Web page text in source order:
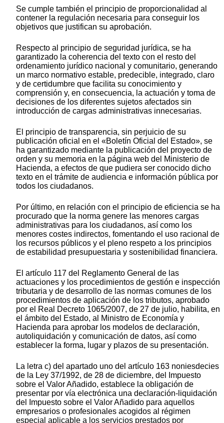
Se cumple también el principio de proporcionalidad al
contener la regulación necesaria para conseguir los
objetivos que justifican su aprobación.
Respecto al principio de seguridad jurídica, se ha
garantizado la coherencia del texto con el resto del
ordenamiento jurídico nacional y comunitario, generando
un marco normativo estable, predecible, integrado, claro
y de certidumbre que facilita su conocimiento y
comprensión y, en consecuencia, la actuación y toma de
decisiones de los diferentes sujetos afectados sin
introducción de cargas administrativas innecesarias.
El principio de transparencia, sin perjuicio de su
publicación oficial en el «Boletín Oficial del Estado», se
ha garantizado mediante la publicación del proyecto de
orden y su memoria en la página web del Ministerio de
Hacienda, a efectos de que pudiera ser conocido dicho
texto en el trámite de audiencia e información pública por
todos los ciudadanos.
Por último, en relación con el principio de eficiencia se ha
procurado que la norma genere las menores cargas
administrativas para los ciudadanos, así como los
menores costes indirectos, fomentando el uso racional de
los recursos públicos y el pleno respeto a los principios
de estabilidad presupuestaria y sostenibilidad financiera.
El artículo 117 del Reglamento General de las
actuaciones y los procedimientos de gestión e inspección
tributaria y de desarrollo de las normas comunes de los
procedimientos de aplicación de los tributos, aprobado
por el Real Decreto 1065/2007, de 27 de julio, habilita, en
el ámbito del Estado, al Ministro de Economía y
Hacienda para aprobar los modelos de declaración,
autoliquidación y comunicación de datos, así como
establecer la forma, lugar y plazos de su presentación.
La letra c) del apartado uno del artículo 163 noniesdecies
de la Ley 37/1992, de 28 de diciembre, del Impuesto
sobre el Valor Añadido, establece la obligación de
presentar por vía electrónica una declaración-liquidación
del Impuesto sobre el Valor Añadido para aquellos
empresarios o profesionales acogidos al régimen
especial aplicable a los servicios prestados por